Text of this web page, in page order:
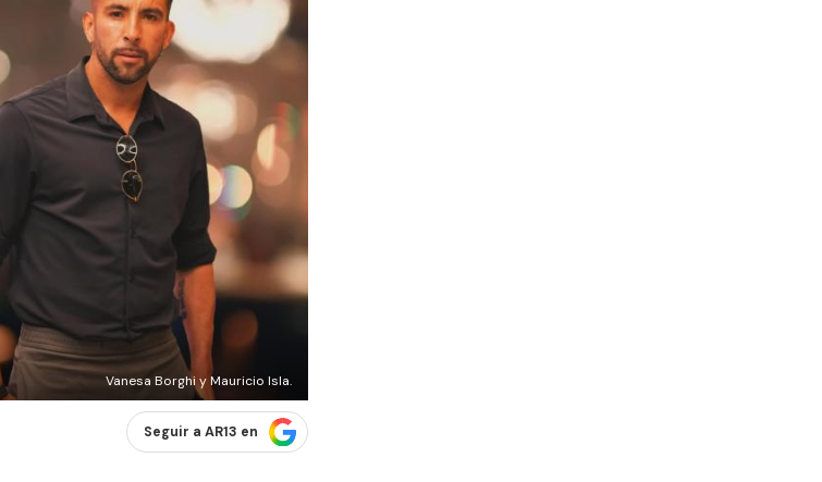
Vanesa Borghi y Mauricio Isla.
Seguir a AR13 en